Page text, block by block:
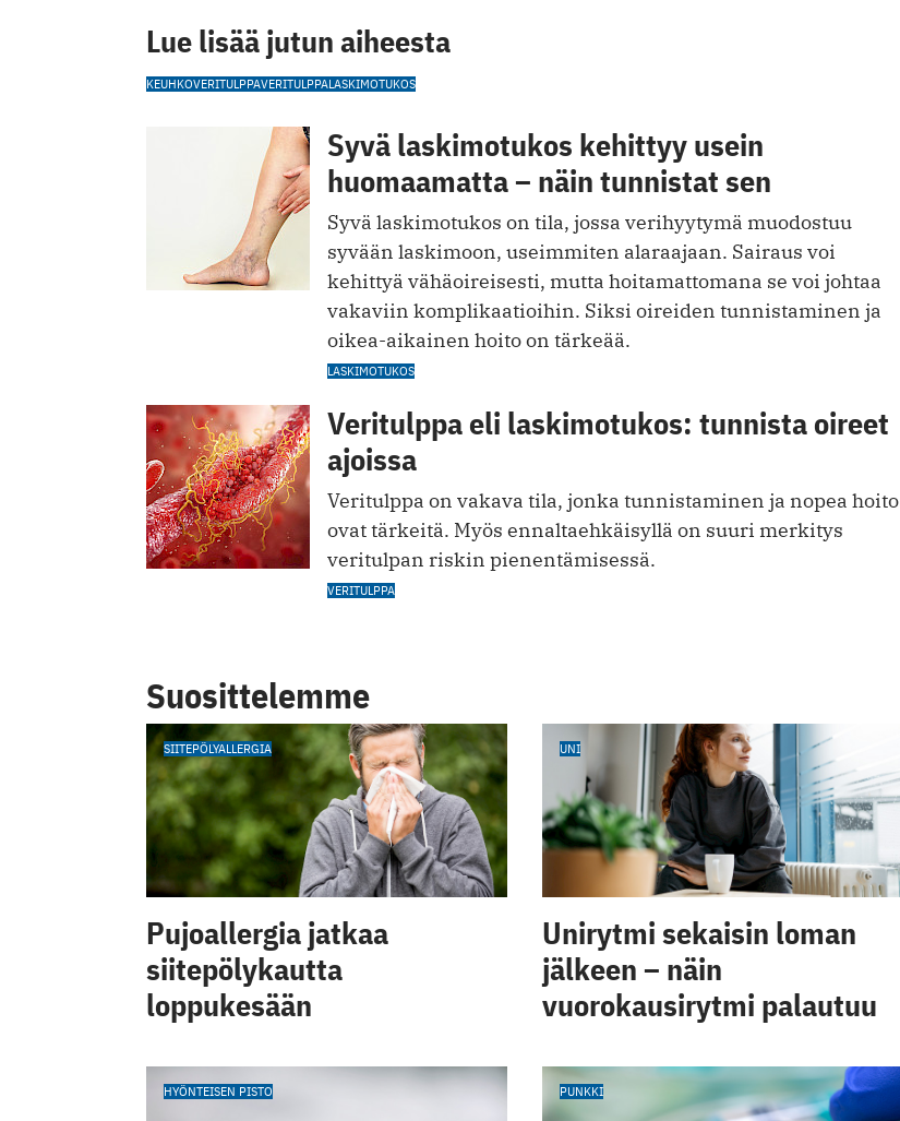
Lue lisää jutun aiheesta
KEUHKOVERITULPPAVERITULPPALASKIMOTUKOS
Syvä laskimotukos kehittyy usein
huomaamatta – näin tunnistat sen
Syvä laskimotukos on tila, jossa verihyytymä muodostuu
syvään laskimoon, useimmiten alaraajaan. Sairaus voi
kehittyä vähäoireisesti, mutta hoitamattomana se voi johtaa
vakaviin komplikaatioihin. Siksi oireiden tunnistaminen ja
oikea-aikainen hoito on tärkeää.
LASKIMOTUKOS
Veritulppa eli laskimotukos: tunnista oireet
ajoissa
Veritulppa on vakava tila, jonka tunnistaminen ja nopea hoito
ovat tärkeitä. Myös ennaltaehkäisyllä on suuri merkitys
veritulpan riskin pienentämisessä.
VERITULPPA
Suosittelemme
SIITEPÖLYALLERGIA
Pujoallergia jatkaa
siitepölykautta
loppukesään
UNI
Unirytmi sekaisin loman
jälkeen – näin
vuorokausirytmi palautuu
HYÖNTEISEN PISTO PUNKKI